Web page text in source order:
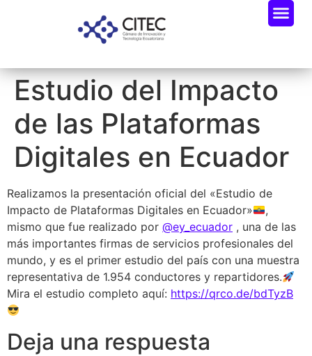
Estudio del Impacto
de las Plataformas
Digitales en Ecuador
Realizamos la presentación oficial del «Estudio de
Impacto de Plataformas Digitales en Ecuador»
,
mismo que fue realizado por @ey_ecuador , una de las
más importantes firmas de servicios profesionales del
mundo, y es el primer estudio del país con una muestra
representativa de 1.954 conductores y repartidores.
Mira el estudio completo aquí: https://qrco.de/bdTyzB
Deja una respuesta